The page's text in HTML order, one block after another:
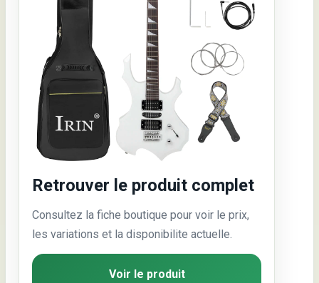
Retrouver le produit complet
Consultez la fiche boutique pour voir le prix,
les variations et la disponibilite actuelle.
Voir le produit